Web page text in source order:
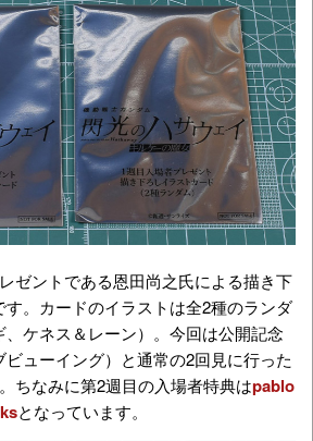
ゼントである恩田尚之氏による描き下
。カードのイラストは全2種のランダ
、ケネス＆レーン）。今回は公開記念
ューイング）と通常の2回見に行った
ちなみに第2週目の入場者特典はpablo
となっています。